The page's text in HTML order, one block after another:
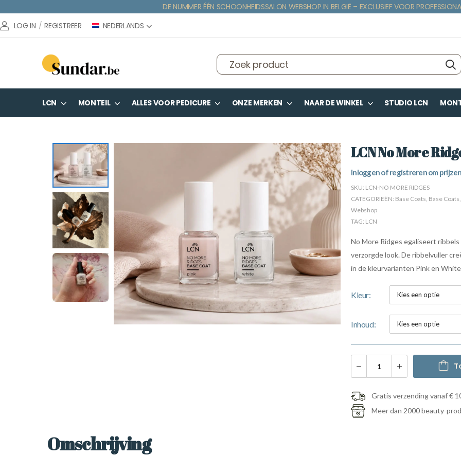
DE NUMMER ÉÉN SCHOONHEIDSSALON WEBSHOP IN BELGIË – EXCLUSIEF VOOR
LOG IN / REGISTREER NEDERLANDS
LCN MONTEIL ALLES VOOR PEDICURE ONZE MERKEN NAAR DE WINKEL STUDIO LCN
LCN No More
Inloggen of registreren om
SKU: LCN-NO MORE RIDGES
CATEGORIEËN: Base Coats, Base Coats
Webshop
TAG: LCN
No More Ridges egaliseert
verzorgde look. De ribbelvuller
in de kleurvarianten Pink en
Kleur
Inhoud
Gratis verzending vanaf €
Meer dan 2000 beauty-
Omschrijving